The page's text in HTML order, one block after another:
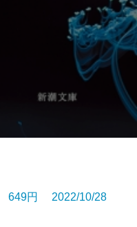
649円 2022/10/28